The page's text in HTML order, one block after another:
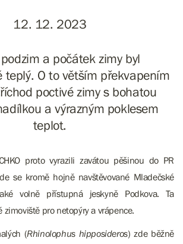
12. 12. 2023
a počátek zimy byl
teplý. O to větším překvapením
poctivé zimy s bohatou
a výrazným poklesem
teplot.
proto vyrazili zavátou pěšinou do PR
se kromě hojně navštěvované Mladečské
volně přístupná jeskyně Podkova. Ta
pro netopýry a vrápence.
(Rhinolophus hipposideros) zde běžně